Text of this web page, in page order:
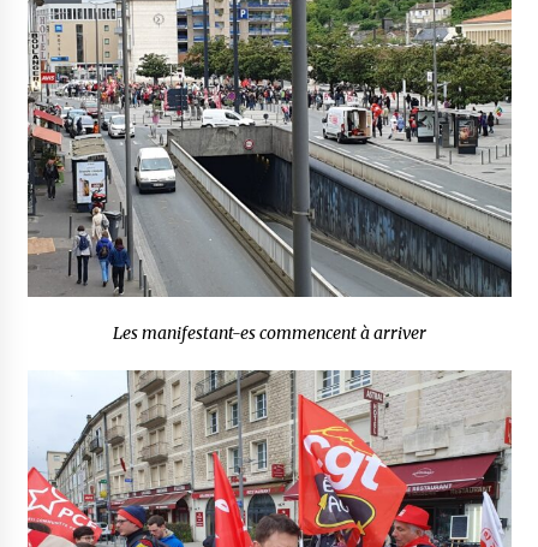
Les manifestant-es commencent à arriver